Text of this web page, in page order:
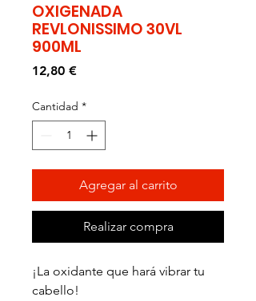
OXIGENADA
REVLONISSIMO 30VL
900ML
12,80 €Precio
Cantidad *
Agregar al carrito
Realizar compra
¡La oxidante que hará vibrar tu
cabello!